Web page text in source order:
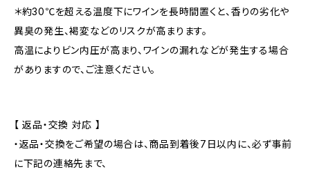
＊約30℃を超える温度下にワインを長時間置くと、香りの劣化や
異臭の発生、褐変などのリスクが高まります。
高温によりビン内圧が高まり、ワインの漏れなどが発生する場合
がありますので、ご注意ください。
【 返品・交換 対応 】
・返品・交換をご希望の場合は、商品到着後7日以内に、必ず事前
に下記の連絡先まで、